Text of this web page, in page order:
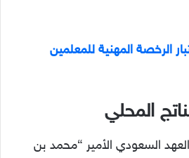
الرخصة المهنية للمعلمين
المحلي
السعودي الأمير “محمد بن